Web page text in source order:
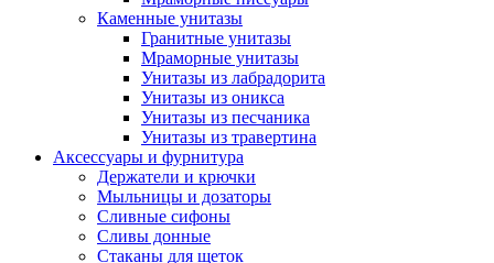
Каменные унитазы
Гранитные унитазы
Мраморные унитазы
Унитазы из лабрадорита
Унитазы из оникса
Унитазы из песчаника
Унитазы из травертина
Аксессуары и фурнитура
Держатели и крючки
Мыльницы и дозаторы
Сливные сифоны
Сливы донные
Стаканы для щеток